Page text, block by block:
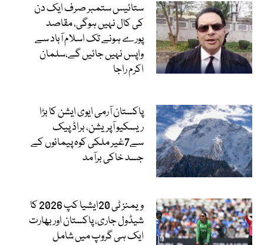
ستائیس ستمبر صرف ایک دن
کی کال نہیں ہوگی، مقاصد
پورے ہونے تک اسلام آباد سے
واپس نہیں جائیں گے،سلمان
اکرم راجا
پاکستان آرمی ایوی ایشن کا بڑا
ریسکیو آپریشن، براڈ پیک
سے7غیر ملکی کوہ پیمائوں کے
جسد خاکی برآمد
ویمنز ٹی 20ایشیا کپ 2026 کا
شیڈول جاری، پاکستان اور بھارت
ایک ہی گروپ میں شامل